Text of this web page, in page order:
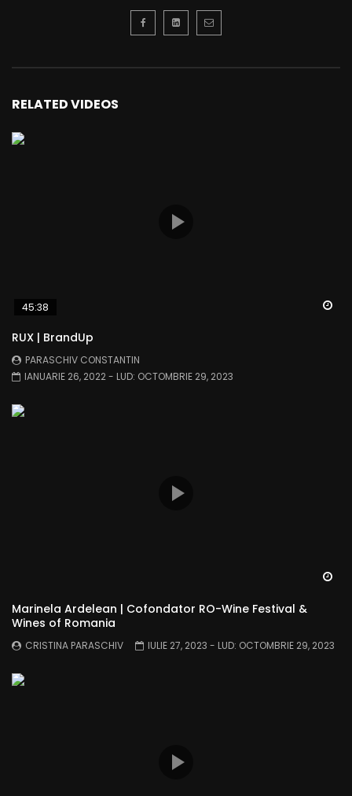
RELATED VIDEOS
45:38
RUX | BrandUp
PARASCHIV CONSTANTIN
IANUARIE 26, 2022- LUD: OCTOMBRIE 29, 2023
Marinela Ardelean | Cofondator RO-Wine Festival &
Wines of Romania
CRISTINA PARASCHIV IULIE 27, 2023 - LUD: OCTOMBRIE 29, 2023